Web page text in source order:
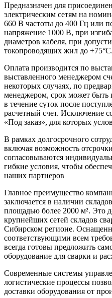
Предназначен для
электрическим сетям на
660 В частоты до 400 Гц или
напряжение 1000 В, при
диаметров кабеля, при
токопроводящих жил до +75°C.
Оплата производится по
выставленного менеджером
некоторых случаях, по
менеджером, срок может быть
в течение суток после
расчетный счет. Исключение
«Под заказ», для которых
В рамках долгосрочного
включая возможность
согласовываются
гибкие условия, чтобы
наших партнеров
Главное преимущество
заключается в наличии
площадью более 2000 м². Это
крупнейших сетей складов
Сибирском регионе.
соответствующими всем
всегда готовы предложить
оборудование для сварки и
Современные системы
логистические процессы
доставки оборудования от